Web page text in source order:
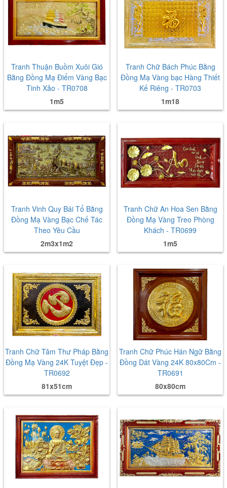
Tranh Thuận Buồm Xuôi Gió
Bằng Đồng Mạ Điểm Vàng Bạc
Tinh Xảo - TR0708
1m5
Tranh Chữ Bách Phúc Bằng
Đồng Mạ Vàng bạc Hàng Thiết
Kế Riêng - TR0703
1m18
Tranh Vinh Quy Bái Tổ Bằng
Đồng Mạ Vàng Bạc Chế Tác
Theo Yêu Cầu
2m3x1m2
Tranh Chữ An Hoa Sen Bằng
Đồng Mạ Vàng Treo Phòng
Khách - TR0699
1m5
Tranh Chữ Tâm Thư Pháp Bằng
Đồng Mạ Vàng 24K Tuyệt Đẹp -
TR0692
81x51cm
Tranh Chữ Phúc Hán Ngữ Bằng
Đồng Dát Vàng 24K 80x80Cm -
TR0691
80x80cm